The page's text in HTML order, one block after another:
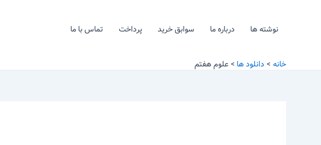
نوشته ها درباره ما سوابق خرید پرداخت تماس با ما
خانه دانلود ها علوم هفتم